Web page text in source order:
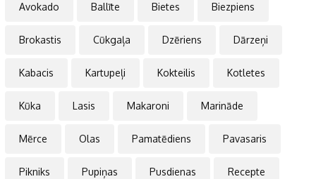
Avokado Ballīte Bietes Biezpiens
Brokastis Cūkgaļa Dzēriens Dārzeņi
Kabacis Kartupeļi Kokteilis Kotletes
Kūka Lasis Makaroni Marināde
Mērce Olas Pamatēdiens Pavasaris
Pikniks Pupiņas Pusdienas Recepte